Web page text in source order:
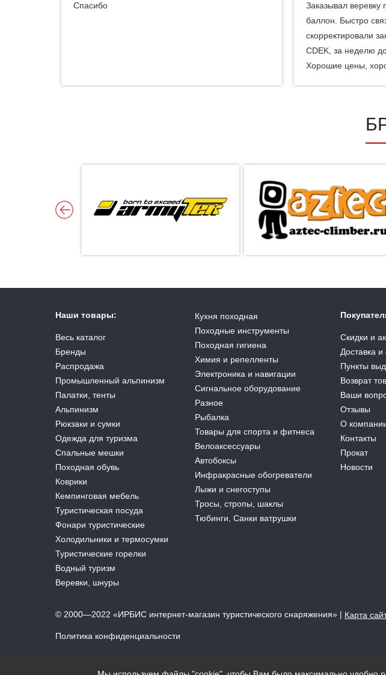
Спасибо
Заказывал веревку
баллон. Быстро
скорректировали
CDEK, за неделю
Хорошие цены,
Наши товары:
Весь каталог
Бренды
Распродажа
Промышленный альпинизм
Палатки, тенты
Альпинизм
Рюкзаки и сумки
Одежда для туризма
Спальные мешки
Походная обувь
Коврики
Кемпинговая мебель
Туристическая посуда
Фонари туристические
Холодильники и термосумки
Туристические горелки
Водный туризм
Веревки, шнуры
Кухня походная
Походные инструменты
Походная гигиена
Химия и репелленты
Электроника и навигации
Сигнальное оборудование
Разное
Рыбалка
Товары для спорта и фитнеса
Велоаксессуары
Автобоксы
Инфракрасные обогреватели
Лыжи и снегоступы
Тросы, стропы, шаклы
Тюбинги, Санки ватрушки
Скидки и
Доставка и
Пункты
Возврат
Ваши
Отзывы
О
Контакты
Прокат
Новости
© 2000—2022 «ИРБИС интернет-магазин туристического снаряжения» | Карта
Политика конфиденциальности